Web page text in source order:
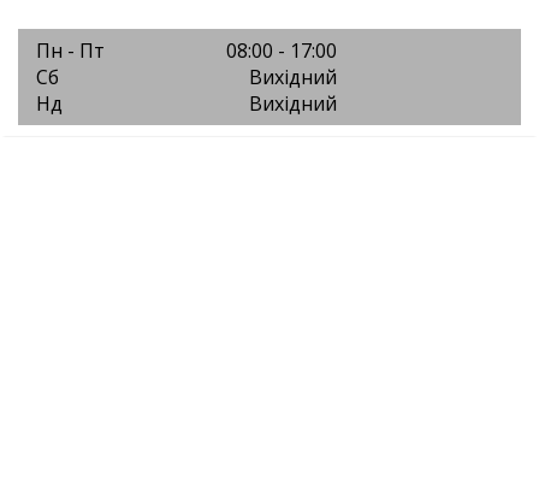
Пн - Пт
08:00 - 17:00
Сб
Вихідний
Нд
Вихідний